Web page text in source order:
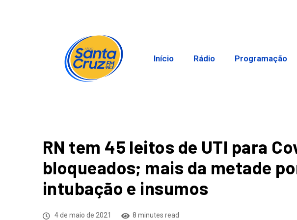
Início Rádio Programação
RN tem 45 leitos de UTI para
bloqueados; mais da metade
intubação e insumos
4 de maio de 2021 8 minutes read